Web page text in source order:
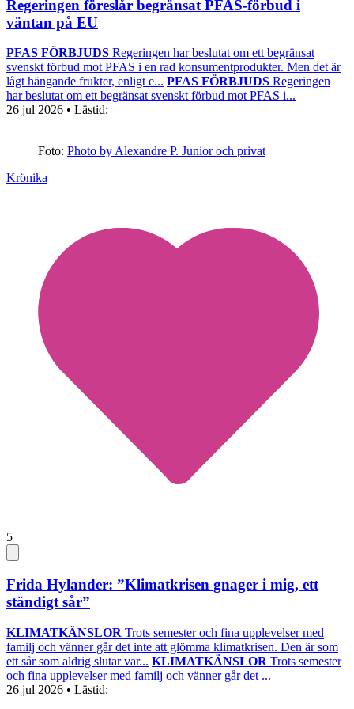
Regeringen föreslår begränsat PFAS-förbud i
väntan på EU
PFAS FÖRBJUDS Regeringen har beslutat om ett begränsat
svenskt förbud mot PFAS i en rad konsumentprodukter. Men det är
lågt hängande frukter, enligt e... PFAS FÖRBJUDS Regeringen
har beslutat om ett begränsat svenskt förbud mot PFAS i...
26 jul 2026 • Lästid:
Foto: Photo by Alexandre P. Junior och privat
Krönika
5
Frida Hylander: ”Klimatkrisen gnager i mig, ett
ständigt sår”
KLIMATKÄNSLOR Trots semester och fina upplevelser med
familj och vänner går det inte att glömma klimatkrisen. Den är som
ett sår som aldrig slutar var... KLIMATKÄNSLOR Trots semester
och fina upplevelser med familj och vänner går det ...
26 jul 2026 • Lästid: